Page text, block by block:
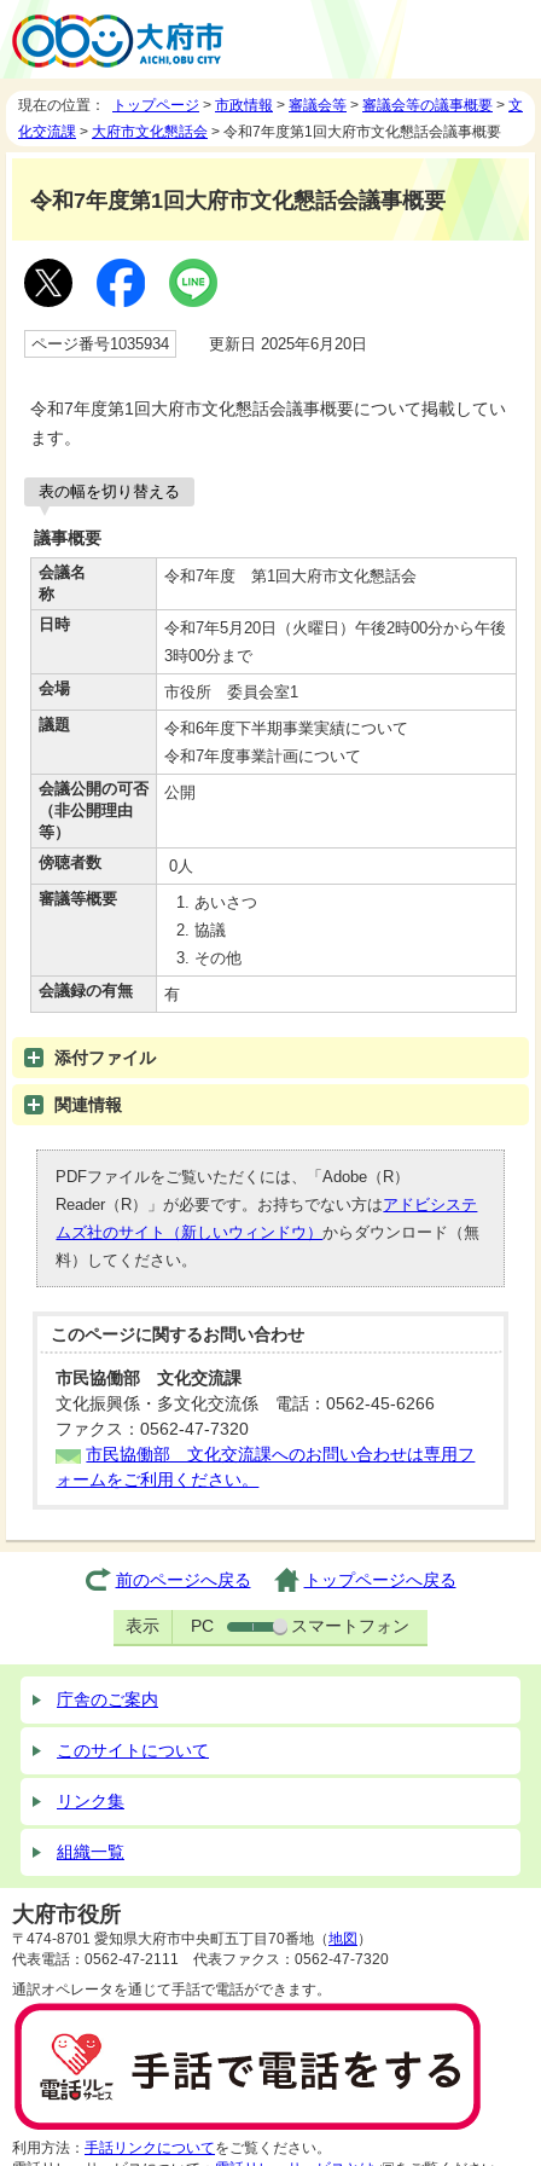
現在の位置： トップページ > 市政情報 > 審議会等 > 審議会等の議事概要 > 文
化交流課 > 大府市文化懇話会 > 令和7年度第1回大府市文化懇話会議事概要
令和7年度第1回大府市文化懇話会議事概要
ページ番号1035934 更新日 2025年6月20日
令和7年度第1回大府市文化懇話会議事概要について掲載してい
ます。
表の幅を切り替える
議事概要
会議名
称
令和7年度 第1回大府市文化懇話会
日時
令和7年5月20日（火曜日）午後2時00分から午後
3時00分まで
会場
市役所 委員会室1
議題
令和6年度下半期事業実績について
令和7年度事業計画について
会議公開の可否
（非公開理由
等）
公開
傍聴者数
0人
審議等概要
あいさつ
協議
その他
会議録の有無
有
添付ファイル
関連情報
PDFファイルをご覧いただくには、「Adobe（R）
Reader（R）」が必要です。お持ちでない方はアドビシステ
ムズ社のサイト（新しいウィンドウ）からダウンロード（無
料）してください。
このページに関するお問い合わせ
市民協働部 文化交流課
文化振興係・多文化交流係 電話：0562-45-6266
ファクス：0562-47-7320
市民協働部 文化交流課へのお問い合わせは専用フ
ォームをご利用ください。
前のページへ戻る トップページへ戻る
表示 PC スマートフォン
庁舎のご案内
このサイトについて
リンク集
組織一覧
大府市役所
〒474-8701 愛知県大府市中央町五丁目70番地（地図 ）
代表電話：0562-47-2111 代表ファクス：0562-47-7320
通訳オペレータを通じて手話で電話ができます。
利用方法： 手話リンクについてをご覧ください。